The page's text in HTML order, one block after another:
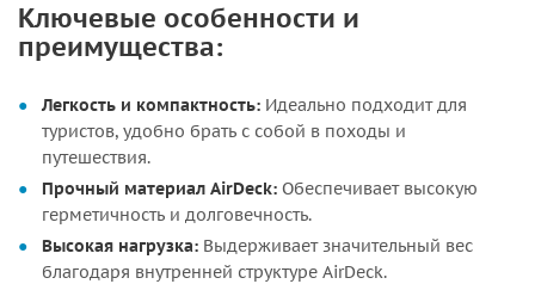
Ключевые особенности и
преимущества:
Легкость и компактность: Идеально подходит для
туристов, удобно брать с собой в походы и
путешествия.
Прочный материал AirDeck: Обеспечивает высокую
герметичность и долговечность.
Высокая нагрузка: Выдерживает значительный вес
благодаря внутренней структуре AirDeck.